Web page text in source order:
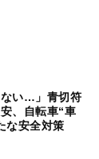
ない…」青切符
、自転車“車
な安全対策